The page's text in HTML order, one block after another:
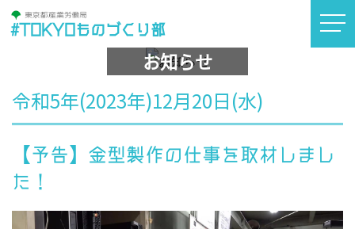
#TOKYOものづくり部
お知らせ
令和5年(2023年)12月20日(水)
【予告】金型製作の仕事を取材しまし
た！